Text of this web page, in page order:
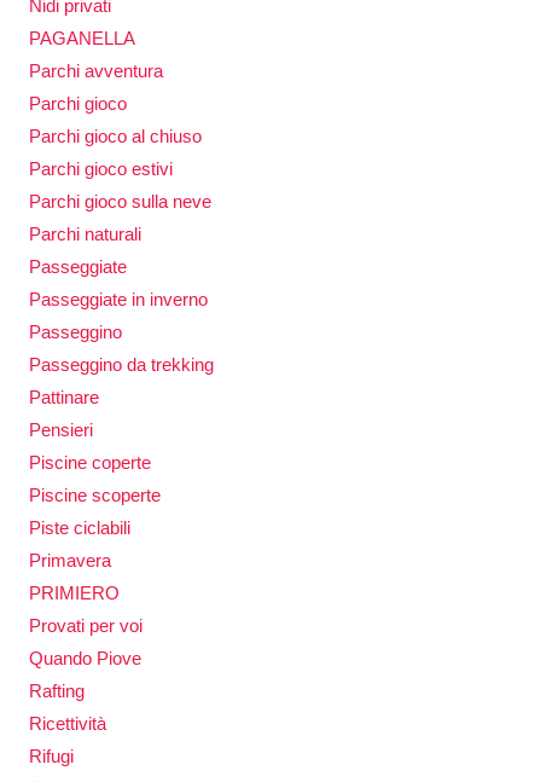
Nidi privati
PAGANELLA
Parchi avventura
Parchi gioco
Parchi gioco al chiuso
Parchi gioco estivi
Parchi gioco sulla neve
Parchi naturali
Passeggiate
Passeggiate in inverno
Passeggino
Passeggino da trekking
Pattinare
Pensieri
Piscine coperte
Piscine scoperte
Piste ciclabili
Primavera
PRIMIERO
Provati per voi
Quando Piove
Rafting
Ricettività
Rifugi